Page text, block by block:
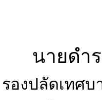
นายดำ
รองปลัดเทศ